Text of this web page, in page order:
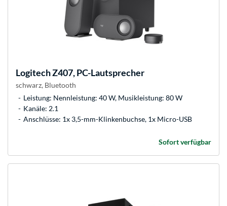
LogitechZ407, PC-Lautsprecher
schwarz, Bluetooth
Leistung: Nennleistung: 40 W, Musikleistung: 80 W
Kanäle: 2.1
Anschlüsse: 1x 3,5-mm-Klinkenbuchse, 1x Micro-USB
Sofort verfügbar